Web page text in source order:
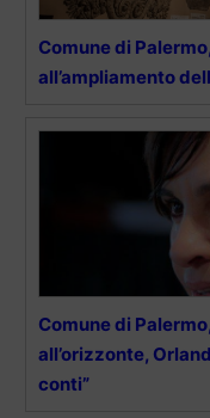
Comune di
all’ampliamento
Comune di
all’orizzonte,
conti”